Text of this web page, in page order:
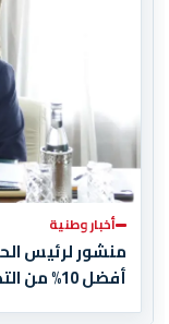
أخبار وطنية
منشور لرئيس
أفضل
العالم